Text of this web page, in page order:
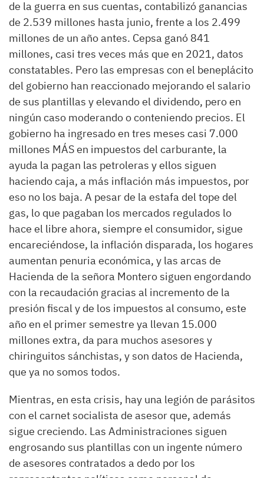
de la guerra en sus cuentas, contabilizó ganancias
de 2.539 millones hasta junio, frente a los 2.499
millones de un año antes. Cepsa ganó 841
millones, casi tres veces más que en 2021, datos
constatables. Pero las empresas con el beneplácito
del gobierno han reaccionado mejorando el salario
de sus plantillas y elevando el dividendo, pero en
ningún caso moderando o conteniendo precios. El
gobierno ha ingresado en tres meses casi 7.000
millones MÁS en impuestos del carburante, la
ayuda la pagan las petroleras y ellos siguen
haciendo caja, a más inflación más impuestos, por
eso no los baja. A pesar de la estafa del tope del
gas, lo que pagaban los mercados regulados lo
hace el libre ahora, siempre el consumidor, sigue
encareciéndose, la inflación disparada, los hogares
aumentan penuria económica, y las arcas de
Hacienda de la señora Montero siguen engordando
con la recaudación gracias al incremento de la
presión fiscal y de los impuestos al consumo, este
año en el primer semestre ya llevan 15.000
millones extra, da para muchos asesores y
chiringuitos sánchistas, y son datos de Hacienda,
que ya no somos todos.
Mientras, en esta crisis, hay una legión de parásitos
con el carnet socialista de asesor que, además
sigue creciendo. Las Administraciones siguen
engrosando sus plantillas con un ingente número
de asesores contratados a dedo por los